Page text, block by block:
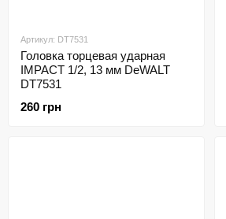
Артикул: DT7531
Головка торцевая ударная
IMPACT 1/2, 13 мм DeWALT
DT7531
260 грн